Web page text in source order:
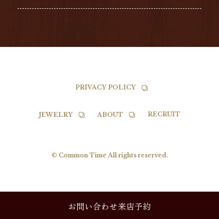
PRIVACY POLICY
© Common Time All rights reserved.
JEWELRY ABOUT RECRUIT
お問い合わせ来店予約